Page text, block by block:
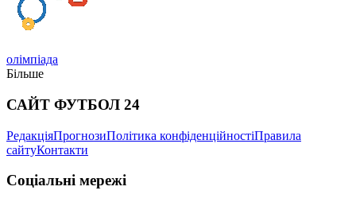
олімпіада
Більше
САЙТ ФУТБОЛ 24
РедакціяПрогнозиПолітика конфіденційностіПравила
сайтуКонтакти
Соціальні мережі